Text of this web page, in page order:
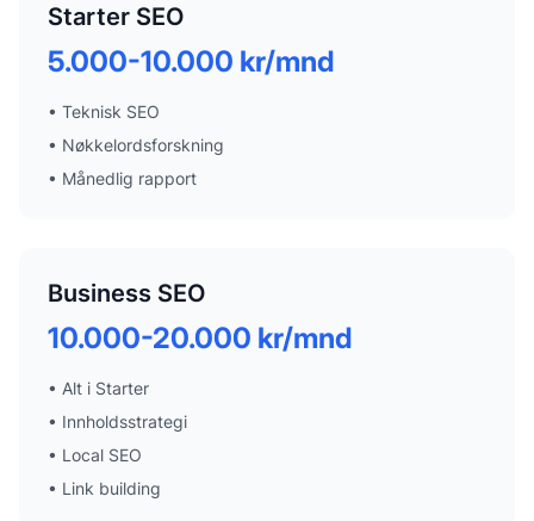
Starter SEO
5.000-10.000 kr/mnd
• Teknisk SEO
• Nøkkelordsforskning
• Månedlig rapport
Business SEO
10.000-20.000 kr/mnd
• Alt i Starter
• Innholdsstrategi
• Local SEO
• Link building